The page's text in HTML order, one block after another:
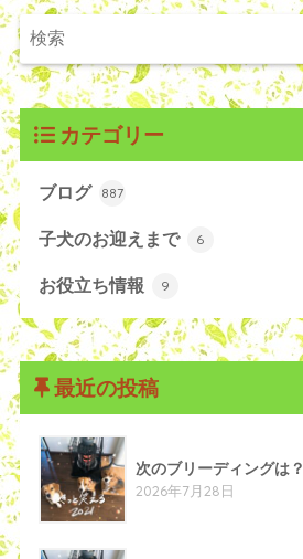
カテゴリー
ブログ 887
子犬のお迎えまで 6
お役立ち情報 9
最近の投稿
次のブリーディングは？
2026年7月28日